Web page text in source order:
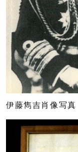
伊藤雋吉肖像写真